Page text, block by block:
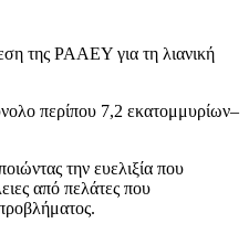
της ΡΑΑΕΥ για τη λιανική
περίπου 7,2 εκατομμυρίων–
την ευελιξία που
από πελάτες που